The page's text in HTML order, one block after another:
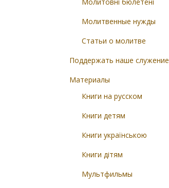
Молитвенные нужды
Статьи о молитве
Поддержать наше служение
Материалы
Книги на русском
Книги детям
Книги українською
Книги дітям
Мультфильмы